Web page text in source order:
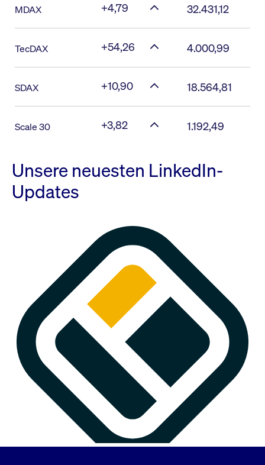
MDAX +4,79 32.431,12
TecDAX +54,26 4.000,99
SDAX +10,90 18.564,81
Scale 30 +3,82 1.192,49
Unsere neuesten LinkedIn-
Updates